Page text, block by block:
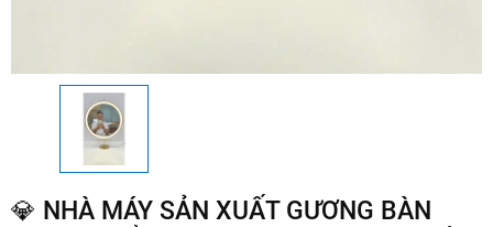
💎 NHÀ MÁY SẢN XUẤT GƯƠNG BÀN